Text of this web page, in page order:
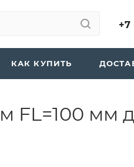
+7
КАК КУПИТЬ
FL=100 мм